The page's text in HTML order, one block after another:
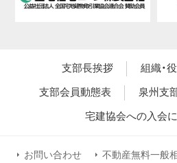
支部長挨拶
組織・
支部会員動態表
泉州支
宅建協会への入会
お問い合わせ 不動産無料一般